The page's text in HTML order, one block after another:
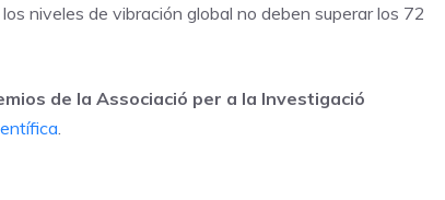
niveles de vibración global no deben superar los 72
de la Associació per a la Investigació